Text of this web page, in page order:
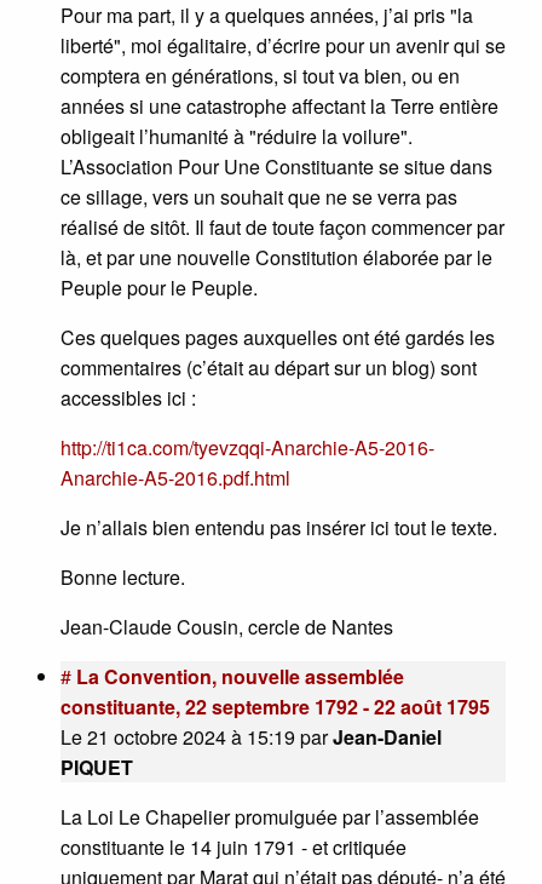
Pour ma part, il y a quelques années, j’ai pris "la
liberté", moi égalitaire, d’écrire pour un avenir qui se
comptera en générations, si tout va bien, ou en
années si une catastrophe affectant la Terre entière
obligeait l’humanité à "réduire la voilure".
L’Association Pour Une Constituante se situe dans
ce sillage, vers un souhait que ne se verra pas
réalisé de sitôt. Il faut de toute façon commencer par
là, et par une nouvelle Constitution élaborée par le
Peuple pour le Peuple.
Ces quelques pages auxquelles ont été gardés les
commentaires (c’était au départ sur un blog) sont
accessibles ici :
http://ti1ca.com/tyevzqqi-Anarchie-A5-2016-
Anarchie-A5-2016.pdf.html
Je n’allais bien entendu pas insérer ici tout le texte.
Bonne lecture.
Jean-Claude Cousin, cercle de Nantes
# La Convention, nouvelle assemblée
constituante, 22 septembre 1792 - 22 août 1795
Le 21 octobre 2024 à 15:19 parJean-Daniel
PIQUET
La Loi Le Chapelier promulguée par l’assemblée
constituante le 14 juin 1791 - et critiquée
uniquement par Marat qui n’était pas député- n’a été